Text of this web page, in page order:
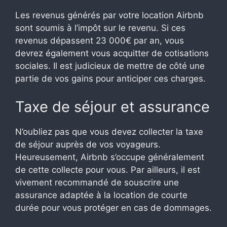
Les revenus générés par votre location Airbnb
sont soumis à l’impôt sur le revenu. Si ces
revenus dépassent 23 000€ par an, vous
devrez également vous acquitter de cotisations
sociales. Il est judicieux de mettre de côté une
partie de vos gains pour anticiper ces charges.
Taxe de séjour et assurance
N’oubliez pas que vous devez collecter la taxe
de séjour auprès de vos voyageurs.
Heureusement, Airbnb s’occupe généralement
de cette collecte pour vous. Par ailleurs, il est
vivement recommandé de souscrire une
assurance adaptée à la location de courte
durée pour vous protéger en cas de dommages.